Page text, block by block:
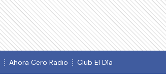
Ahora Cero Radio Club El Día